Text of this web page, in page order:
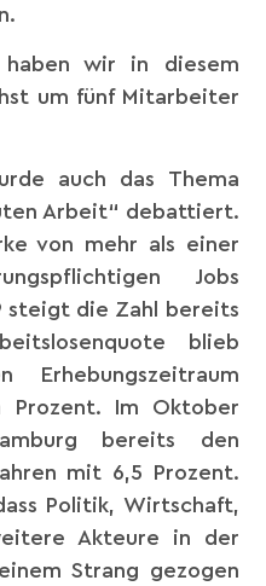
haben wir in diesem
um fünf Mitarbeiter
auch das Thema
Arbeit“ debattiert.
von mehr als einer
Jobs
steigt die Zahl bereits
blieb
Erhebungszeitraum
Prozent. Im Oktober
bereits den
mit 6,5 Prozent.
Politik, Wirtschaft,
Akteure in der
Strang gezogen